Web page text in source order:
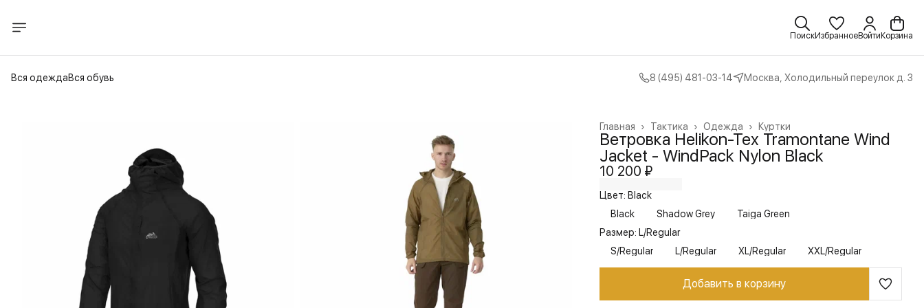
ПоискИзбранноеВойти Корзина
Вся одеждаВся обувь 8 (495) 481-03-14 Москва, Холодильный переулок д. 3
Куртки
Одежда ›
Тактика ›
Главная ›
Ветровка Helikon-Tex Tramontane Wind
Jacket - WindPack Nylon Black
10 200 ₽
Цвет: Black
Black
Shadow Grey
Taiga Green
Размер: L/Regular
S/Regular
L/Regular XL/Regular XXL/Regular
Добавить в корзину